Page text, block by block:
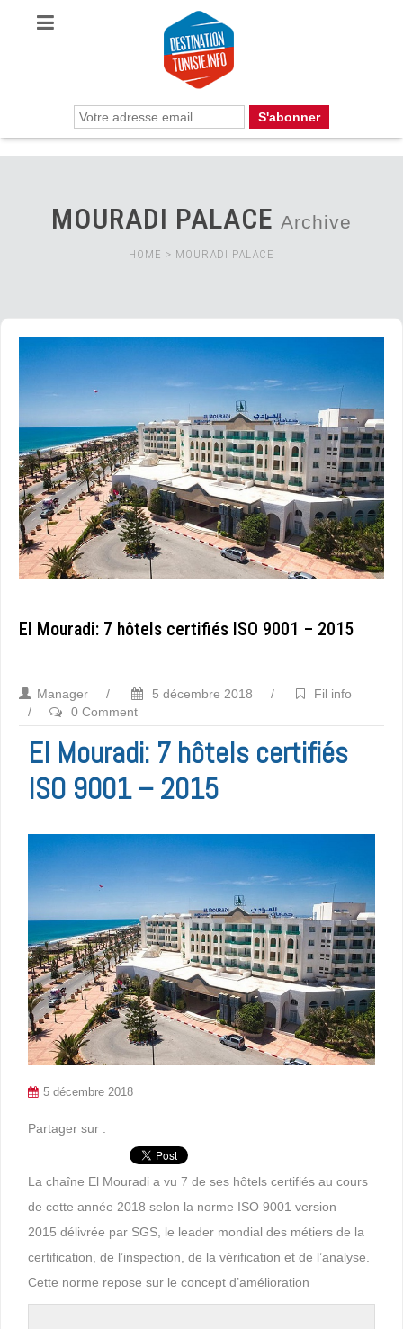
MOURADI PALACE Archive
HOME > MOURADI PALACE
El Mouradi: 7 hôtels certifiés ISO 9001 – 2015
Manager / 5 décembre 2018 /
Fil info
/
0 Comment
El Mouradi: 7 hôtels certifiés
ISO 9001 – 2015
5 décembre 2018
Partager sur :
La chaîne El Mouradi a vu 7 de ses hôtels certifiés au cours
de cette année 2018 selon la norme ISO 9001 version
2015 délivrée par SGS, le leader mondial des métiers de la
certification, de l’inspection, de la vérification et de l’analyse.
Cette norme repose sur le concept d’amélioration